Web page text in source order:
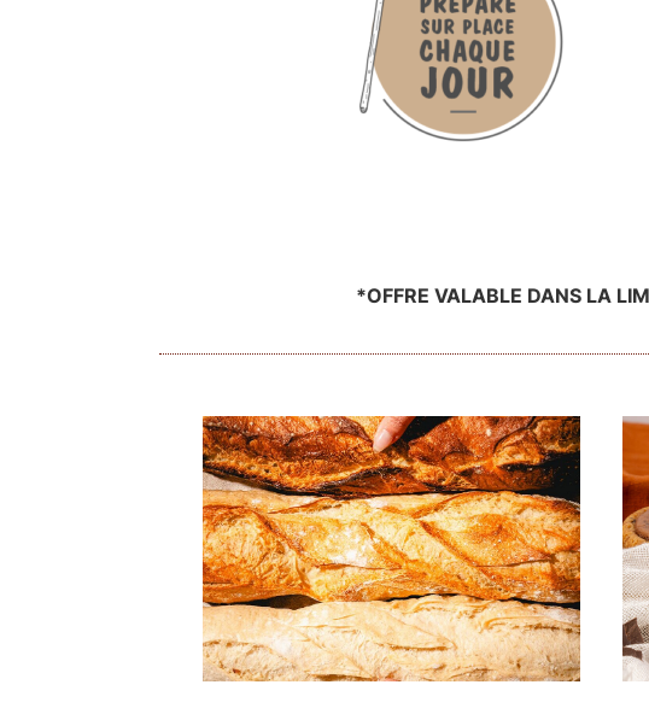
*OFFRE VALABLE DANS LA